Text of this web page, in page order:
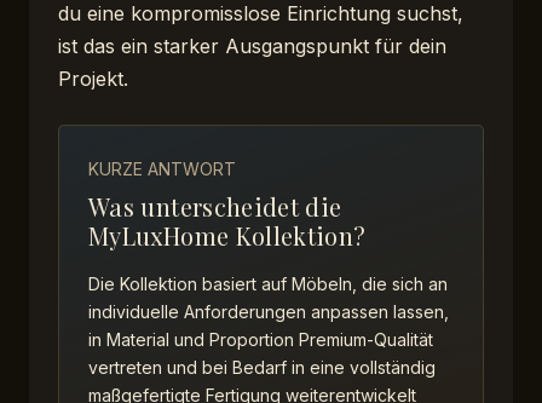
du eine kompromisslose Einrichtung suchst,
ist das ein starker Ausgangspunkt für dein
Projekt.
KURZE ANTWORT
Was unterscheidet die
MyLuxHome Kollektion?
Die Kollektion basiert auf Möbeln, die sich an
individuelle Anforderungen anpassen lassen,
in Material und Proportion Premium-Qualität
vertreten und bei Bedarf in eine vollständig
maßgefertigte Fertigung weiterentwickelt